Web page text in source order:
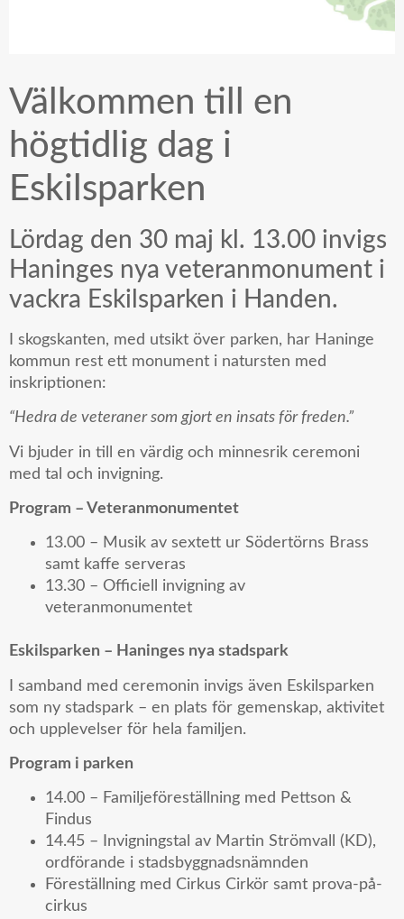
Välkommen till en
högtidlig dag i
Eskilsparken
Lördag den 30 maj kl. 13.00 invigs
Haninges nya veteranmonument i
vackra Eskilsparken i Handen.
I skogskanten, med utsikt över parken, har Haninge
kommun rest ett monument i natursten med
inskriptionen:
“Hedra de veteraner som gjort en insats för freden.”
Vi bjuder in till en värdig och minnesrik ceremoni
med tal och invigning.
Program – Veteranmonumentet
13.00 – Musik av sextett ur Södertörns Brass
samt kaffe serveras
13.30 – Officiell invigning av
veteranmonumentet
Eskilsparken – Haninges nya stadspark
I samband med ceremonin invigs även Eskilsparken
som ny stadspark – en plats för gemenskap, aktivitet
och upplevelser för hela familjen.
Program i parken
14.00 – Familjeföreställning med Pettson &
Findus
14.45 – Invigningstal av Martin Strömvall (KD),
ordförande i stadsbyggnadsnämnden
Föreställning med Cirkus Cirkör samt prova-på-
cirkus